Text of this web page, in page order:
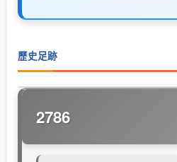
歷史足跡
2786